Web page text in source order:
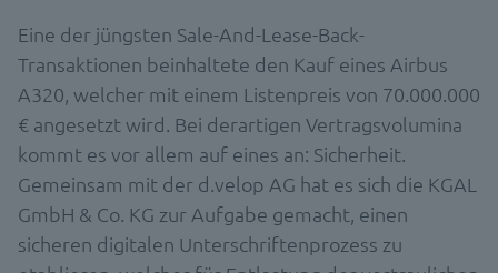
Eine der jüngsten Sale-And-Lease-Back-
Transaktionen beinhaltete den Kauf eines Airbus
A320, welcher mit einem Listenpreis von 70.000.000
€ angesetzt wird. Bei derartigen Vertragsvolumina
kommt es vor allem auf eines an: Sicherheit.
Gemeinsam mit der d.velop AG hat es sich die KGAL
GmbH & Co. KG zur Aufgabe gemacht, einen
sicheren digitalen Unterschriftenprozess zu